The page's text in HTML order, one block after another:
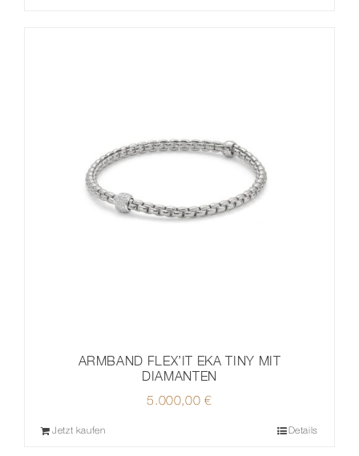
ARMBAND FLEX’IT EKA TINY MIT
DIAMANTEN
5.000,00€
Jetzt kaufen Details